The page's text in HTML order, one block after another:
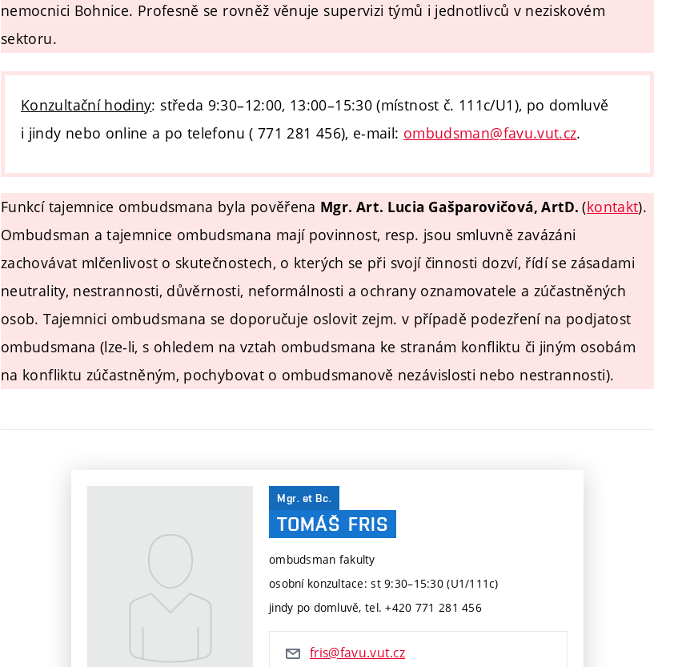
nemocnici Bohnice. Profesně se rovněž věnuje supervizi týmů i jednotlivců v neziskovém
sektoru.
Konzultační hodiny: středa 9:30–12:00, 13:00–15:30 (místnost č. 111c/U1), po domluvě
i jindy nebo online a po telefonu ( 771 281 456), e-mail: ombudsman@favu.vut.cz.
Funkcí tajemnice ombudsmana byla pověřena Mgr. Art. Lucia Gašparovičová, ArtD.(kontakt).
Ombudsman a tajemnice ombudsmana mají povinnost, resp. jsou smluvně zavázáni
zachovávat mlčenlivost o skutečnostech, o kterých se při svojí činnosti dozví, řídí se zásadami
neutrality, nestrannosti, důvěrnosti, neformálnosti a ochrany oznamovatele a zúčastněných
osob. Tajemnici ombudsmana se doporučuje oslovit zejm. v případě podezření na podjatost
ombudsmana (lze-li, s ohledem na vztah ombudsmana ke stranám konfliktu či jiným osobám
na konfliktu zúčastněným, pochybovat o ombudsmanově nezávislosti nebo nestrannosti).
Mgr. et Bc.
TOMÁŠ FRIS
ombudsman fakulty
osobní konzultace: st 9:30–15:30 (U1/111c)
jindy po domluvě, tel. +420 771 281 456
fris@favu.vut.cz